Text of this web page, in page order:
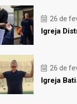
26 de
Igreja
26 de
Igreja